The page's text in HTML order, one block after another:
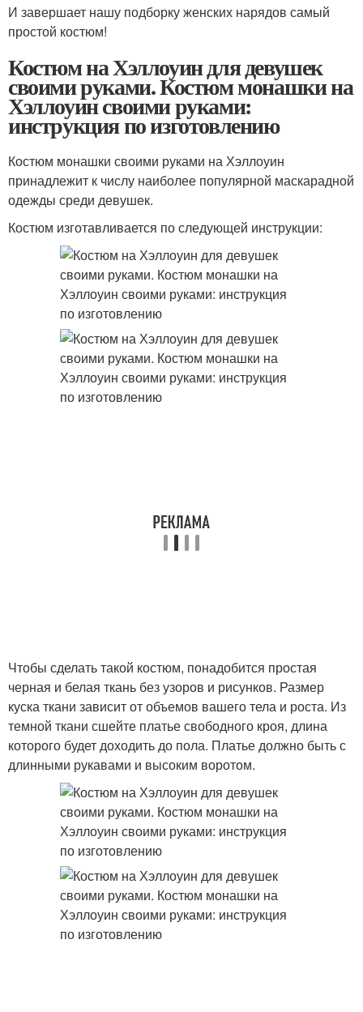
И завершает нашу подборку женских нарядов самый
простой костюм!
Костюм на Хэллоуин для девушек
своими руками. Костюм монашки на
Хэллоуин своими руками:
инструкция по изготовлению
Костюм монашки своими руками на Хэллоуин
принадлежит к числу наиболее популярной маскарадной
одежды среди девушек.
Костюм изготавливается по следующей инструкции:
Чтобы сделать такой костюм, понадобится простая
черная и белая ткань без узоров и рисунков. Размер
куска ткани зависит от объемов вашего тела и роста. Из
темной ткани сшейте платье свободного кроя, длина
которого будет доходить до пола. Платье должно быть с
длинными рукавами и высоким воротом.